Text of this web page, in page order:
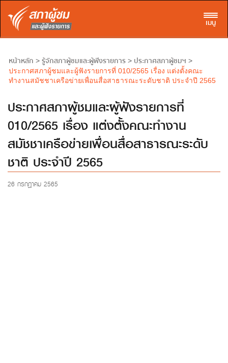
เมนู
หน้าหลัก > รู้จักสภาผู้ชมและผู้ฟังรายการ > ประกาศสภาผู้ชมฯ >
ประกาศสภาผู้ชมและผู้ฟังรายการที่ 010/2565 เรื่อง แต่งตั้งคณะ
ทำงานสมัชชาเครือข่ายเพื่อนสื่อสาธารณะระดับชาติ ประจำปี 2565
ประกาศสภาผู้ชมและผู้ฟังรายการที่
010/2565 เรื่อง แต่งตั้งคณะทำงาน
สมัชชาเครือข่ายเพื่อนสื่อสาธารณะระดับ
ชาติ ประจำปี 2565
26 กรกฎาคม 2565